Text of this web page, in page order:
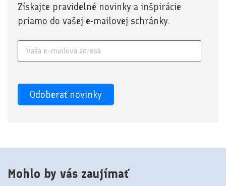
Získajte pravidelné novinky a inšpirácie
priamo do vašej e-mailovej schránky.
Mohlo by vás zaujímať